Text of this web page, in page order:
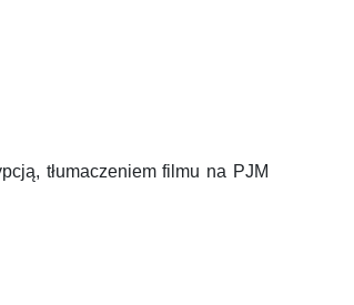
tłumaczeniem filmu na PJM